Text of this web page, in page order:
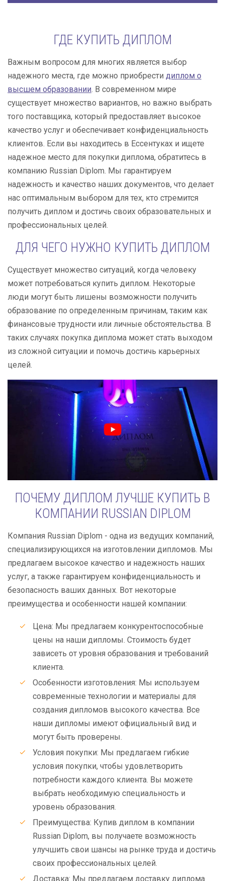
ГДЕ КУПИТЬ ДИПЛОМ
Важным вопросом для многих является выбор
надежного места, где можно приобрести диплом о
высшем образовании. В современном мире
существует множество вариантов, но важно выбрать
того поставщика, который предоставляет высокое
качество услуг и обеспечивает конфиденциальность
клиентов. Если вы находитесь в Ессентуках и ищете
надежное место для покупки диплома, обратитесь в
компанию Russian Diplom. Мы гарантируем
надежность и качество наших документов, что делает
нас оптимальным выбором для тех, кто стремится
получить диплом и достичь своих образовательных и
профессиональных целей.
ДЛЯ ЧЕГО НУЖНО КУПИТЬ ДИПЛОМ
Существует множество ситуаций, когда человеку
может потребоваться купить диплом. Некоторые
люди могут быть лишены возможности получить
образование по определенным причинам, таким как
финансовые трудности или личные обстоятельства. В
таких случаях покупка диплома может стать выходом
из сложной ситуации и помочь достичь карьерных
целей.
ПОЧЕМУ ДИПЛОМ ЛУЧШЕ КУПИТЬ В
КОМПАНИИ RUSSIAN DIPLOM
Компания Russian Diplom - одна из ведущих компаний,
специализирующихся на изготовлении дипломов. Мы
предлагаем высокое качество и надежность наших
услуг, а также гарантируем конфиденциальность и
безопасность ваших данных. Вот некоторые
преимущества и особенности нашей компании:
Цена: Мы предлагаем конкурентоспособные
цены на наши дипломы. Стоимость будет
зависеть от уровня образования и требований
клиента.
Особенности изготовления: Мы используем
современные технологии и материалы для
создания дипломов высокого качества. Все
наши дипломы имеют официальный вид и
могут быть проверены.
Условия покупки: Мы предлагаем гибкие
условия покупки, чтобы удовлетворить
потребности каждого клиента. Вы можете
выбрать необходимую специальность и
уровень образования.
Преимущества: Купив диплом в компании
Russian Diplom, вы получаете возможность
улучшить свои шансы на рынке труда и достичь
своих профессиональных целей.
Доставка: Мы предлагаем доставку диплома